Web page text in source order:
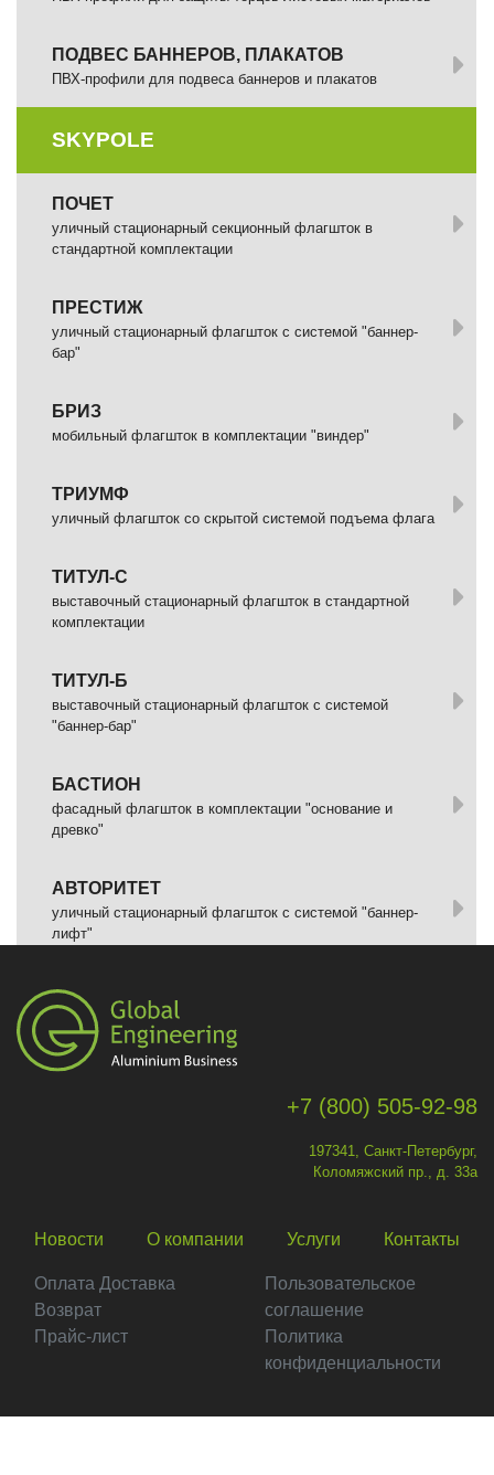
ПОДВЕС БАННЕРОВ, ПЛАКАТОВ
ПВХ-профили для подвеса баннеров и плакатов
SKYPOLE
ПОЧЕТ
уличный стационарный секционный флагшток в
стандартной комплектации
ПРЕСТИЖ
уличный стационарный флагшток с системой "баннер-
бар"
БРИЗ
мобильный флагшток в комплектации "виндер"
ТРИУМФ
уличный флагшток со скрытой системой подъема флага
ТИТУЛ-С
выставочный стационарный флагшток в стандартной
комплектации
ТИТУЛ-Б
выставочный стационарный флагшток с системой
"баннер-бар"
БАСТИОН
фасадный флагшток в комплектации "основание и
древко"
АВТОРИТЕТ
уличный стационарный флагшток с системой "баннер-
лифт"
Новости О компании Услуги Контакты
Оплата Доставка
Возврат
Пользовательское
соглашение
Прайс-лист
Политика
конфиденциальности
+7 (800) 505-92-98
197341, Санкт-Петербург,
Коломяжский пр., д. 33а